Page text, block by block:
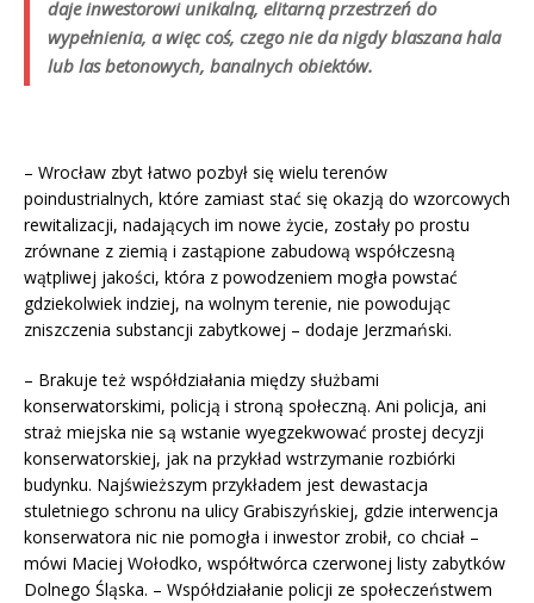
daje inwestorowi unikalną, elitarną przestrzeń do
wypełnienia, a więc coś, czego nie da nigdy blaszana hala
lub las betonowych, banalnych obiektów.
– Wrocław zbyt łatwo pozbył się wielu terenów
poindustrialnych, które zamiast stać się okazją do wzorcowych
rewitalizacji, nadających im nowe życie, zostały po prostu
zrównane z ziemią i zastąpione zabudową współczesną
wątpliwej jakości, która z powodzeniem mogła powstać
gdziekolwiek indziej, na wolnym terenie, nie powodując
zniszczenia substancji zabytkowej – dodaje Jerzmański.
– Brakuje też współdziałania między służbami
konserwatorskimi, policją i stroną społeczną. Ani policja, ani
straż miejska nie są wstanie wyegzekwować prostej decyzji
konserwatorskiej, jak na przykład wstrzymanie rozbiórki
budynku. Najświeższym przykładem jest dewastacja
stuletniego schronu na ulicy Grabiszyńskiej, gdzie interwencja
konserwatora nic nie pomogła i inwestor zrobił, co chciał –
mówi Maciej Wołodko, współtwórca czerwonej listy zabytków
Dolnego Śląska. – Współdziałanie policji ze społeczeństwem